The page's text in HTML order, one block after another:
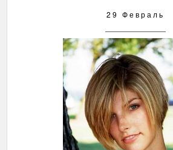
29 Февраль